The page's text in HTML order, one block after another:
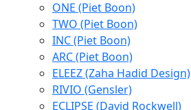
ONE (Piet Boon)
TWO (Piet Boon)
INC (Piet Boon)
ARC (Piet Boon)
ELEEZ (Zaha Hadid Design)
RIVIO (Gensler)
ECLIPSE (David Rockwell)